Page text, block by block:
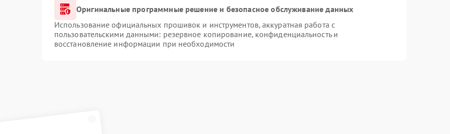
Оригинальные программные решение и безопасное обслуживание данных
Использование официальных прошивок и инструментов, аккуратная работа с
пользовательскими данными: резервное копирование, конфиденциальность и
восстановление информации при необходимости